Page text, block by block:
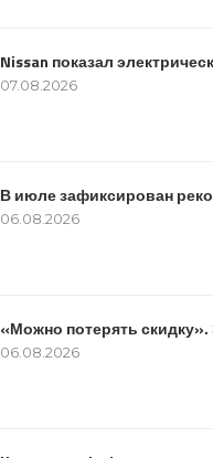
Nissan показал
07.08.2026
В июле зафиксирован
06.08.2026
«Можно потерять
06.08.2026